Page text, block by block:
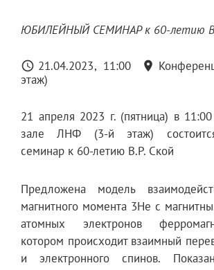
ЮБИЛЕЙНЫЙ СЕМИНАР к 60-летию
21.04.2023 11:00
этаж)
21 апреля 2023 г. (пятница) в
зале ЛНФ (3-й этаж)
семинар к 60-летию В.Р. Ской
Предложена модель
магнитного момента 3Не с
атомных электронов
котором происходит взаимный
и электронного спинов.